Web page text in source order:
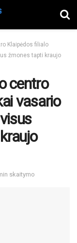
Klaipėdos filialo
žmones tapti kraujo
centro
vasario
skaitymo